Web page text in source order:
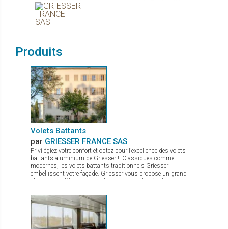
Produits
Volets Battants
par GRIESSER FRANCE SAS
Privilégiez votre confort et optez pour l’excellence des volets
battants aluminium de Griesser !. Classiques comme
modernes, les volets battants traditionnels Griesser
embellissent votre façade. Griesser vous propose un grand
choix de modèles et de nombreuses possibilités de
combinaisons et de remplissages. - Persiennes à lames fixes,
pour plus de charme et de tradition - Persiennes à lames
orientables, pour un passage d'air et de lumière
supplémentaire. - Panneaux pleins et isolés, pour plus
d'obscurité et de confort thermique Les Volets Battants
Traditionnels Griesser présentent de nombreux avantages : >